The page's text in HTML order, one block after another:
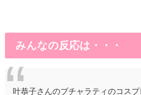
みんなの反応は・・・
叶恭子さんのブチャラティのコス